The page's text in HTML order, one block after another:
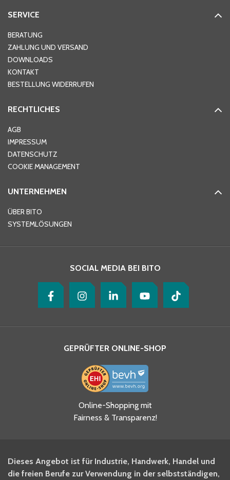
Hausnummer
Ort*
Telefon
Ja, ich habe die
Datenschutzhinweise gelesen
und akzeptiere diese.
BITO Newsletter Fachwissen
SERVICE
BERATUNG
ZAHLUNG UND VERSAND
DOWNLOADS
KONTAKT
BESTELLUNG WIDERRUFEN
RECHTLICHES
AGB
IMPRESSUM
DATENSCHUTZ
COOKIE MANAGEMENT
UNTERNEHMEN
ÜBER BITO
SYSTEMLÖSUNGEN
SOCIAL MEDIA BEI BITO
GEPRÜFTER ONLINE-SHOP
Online-Shopping mit
Fairness & Transparenz!
Dieses Angebot ist für Industrie, Handwerk, Handel und
die freien Berufe zur Verwendung in der selbstständigen,